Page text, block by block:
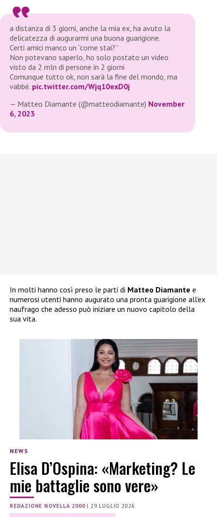
a distanza di 3 giorni, anche la mia ex, ha avuto la
delicatezza di augurarmi una buona guarigione.
Certi amici manco un “come stai?”
Non potevano saperlo, ho solo postato un video
visto da 2 mln di persone in 2 giorni
Comunque tutto ok, non sarà la fine del mondo, ma
vabbè. pic.twitter.com/Wjq10exD0j
— Matteo Diamante (@matteodiamante) November
6, 2023
In molti hanno così preso le parti di Matteo Diamante e
numerosi utenti hanno augurato una pronta guarigione all’ex
naufrago che adesso può iniziare un nuovo capitolo della
sua vita.
NEWS
Elisa D’Ospina: «Marketing? Le
mie battaglie sono vere»
REDAZIONE NOVELLA 2000| 29 LUGLIO 2026